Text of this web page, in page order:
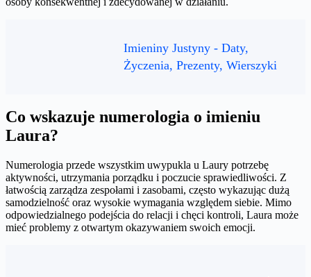
Imieniny Justyny - Daty,
Życzenia, Prezenty, Wierszyki
Co wskazuje numerologia o imieniu
Laura?
Numerologia przede wszystkim uwypukla u Laury potrzebę
aktywności, utrzymania porządku i poczucie sprawiedliwości. Z
łatwością zarządza zespołami i zasobami, często wykazując dużą
samodzielność oraz wysokie wymagania względem siebie. Mimo
odpowiedzialnego podejścia do relacji i chęci kontroli, Laura może
mieć problemy z otwartym okazywaniem swoich emocji.